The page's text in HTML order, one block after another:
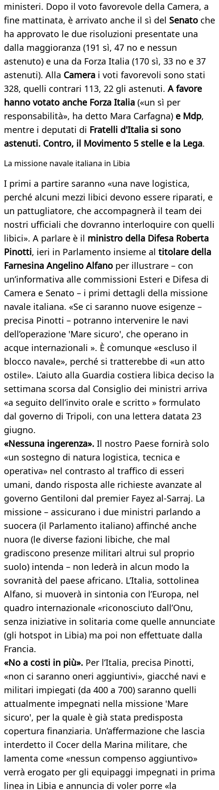
ministeri. Dopo il voto favorevole della Camera, a
fine mattinata, è arrivato anche il sì del Senato che
ha approvato le due risoluzioni presentate una
dalla maggioranza (191 sì, 47 no e nessun
astenuto) e una da Forza Italia (170 sì, 33 no e 37
astenuti). Alla Camera i voti favorevoli sono stati
328, quelli contrari 113, 22 gli astenuti. A favore
hanno votato anche Forza Italia («un sì per
responsabilità», ha detto Mara Carfagna) e Mdp,
mentre i deputati di Fratelli d'Italia si sono
astenuti. Contro, il Movimento 5 stelle e la Lega.
La missione navale italiana in Libia
I primi a partire saranno «una nave logistica,
perché alcuni mezzi libici devono essere riparati, e
un pattugliatore, che accompagnerà il team dei
nostri ufficiali che dovranno interloquire con quelli
libici». A parlare è il ministro della Difesa Roberta
Pinotti, ieri in Parlamento insieme al titolare della
Farnesina Angelino Alfano per illustrare – con
un’informativa alle commissioni Esteri e Difesa di
Camera e Senato – i primi dettagli della missione
navale italiana. «Se ci saranno nuove esigenze –
precisa Pinotti – potranno intervenire le navi
dell’operazione 'Mare sicuro', che operano in
acque internazionali ». È comunque «escluso il
blocco navale», perché si tratterebbe di «un atto
ostile». L’aiuto alla Guardia costiera libica deciso la
settimana scorsa dal Consiglio dei ministri arriva
«a seguito dell’invito orale e scritto » formulato
dal governo di Tripoli, con una lettera datata 23
giugno.
«Nessuna ingerenza». Il nostro Paese fornirà solo
«un sostegno di natura logistica, tecnica e
operativa» nel contrasto al traffico di esseri
umani, dando risposta alle richieste avanzate al
governo Gentiloni dal premier Fayez al-Sarraj. La
missione – assicurano i due ministri parlando a
suocera (il Parlamento italiano) affinché anche
nuora (le diverse fazioni libiche, che mal
gradiscono presenze militari altrui sul proprio
suolo) intenda – non lederà in alcun modo la
sovranità del paese africano. L’Italia, sottolinea
Alfano, si muoverà in sintonia con l’Europa, nel
quadro internazionale «riconosciuto dall’Onu,
senza iniziative in solitaria come quelle annunciate
(gli hotspot in Libia) ma poi non effettuate dalla
Francia.
«No a costi in più». Per l’Italia, precisa Pinotti,
«non ci saranno oneri aggiuntivi», giacché navi e
militari impiegati (da 400 a 700) saranno quelli
attualmente impegnati nella missione 'Mare
sicuro', per la quale è già stata predisposta
copertura finanziaria. Un’affermazione che lascia
interdetto il Cocer della Marina militare, che
lamenta come «nessun compenso aggiuntivo»
verrà erogato per gli equipaggi impegnati in prima
linea in Libia e annuncia di voler porre «la